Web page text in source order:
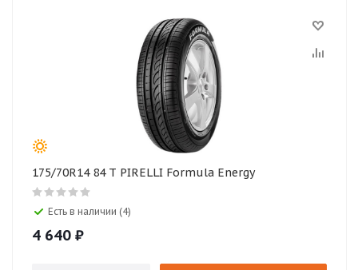
175/70R14 84 T PIRELLI Formula Energy
Есть в наличии (4)
4 640 ₽